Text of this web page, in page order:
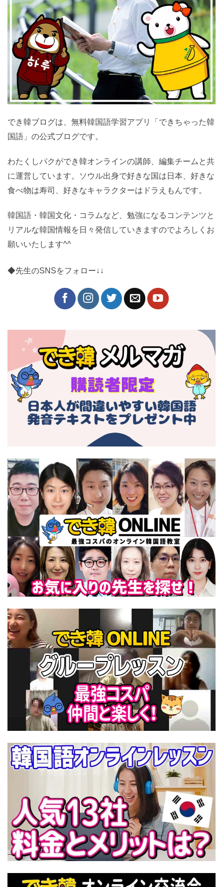
でき韓ブログは、無料韓国語学習アプリ「できちゃった
韓国語」の公式ブログです。
共に運営しています。ソウル出身で好きな国は日本、好
きな食べ物は寿司、好きなキャラクターはドラえもんで
す。
韓国語・韓国文化・コラムなど、勉強になるコンテンツ
とリアルな韓国情報を日々発信していきますのでよろし
くお願いいたします^^
◆先生のSNSをフォロー↓↓